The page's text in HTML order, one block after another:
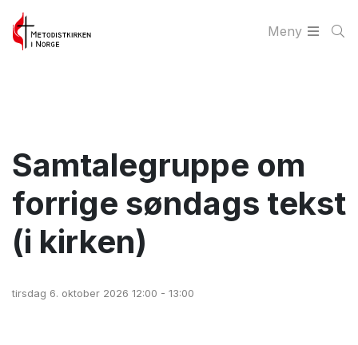
Meny
Samtalegruppe om
forrige søndags tekst
(i kirken)
tirsdag 6. oktober 2026 12:00 - 13:00